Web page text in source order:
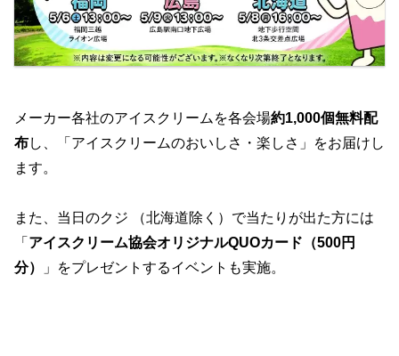
メーカー各社のアイスクリームを各会場約1,000個無料配
布し、「アイスクリームのおいしさ・楽しさ」をお届けし
ます。
また、当日のクジ （北海道除く）で当たりが出た方には
「 アイスクリーム協会オリジナルQUOカード（500円
分）
」をプレゼントするイベントも実施。